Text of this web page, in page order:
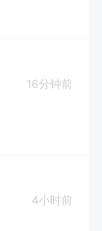
16分钟前
4小时前